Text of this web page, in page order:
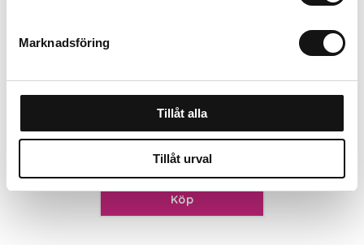
Marknadsföring
Tillåt alla
Tillåt urval
Aluminiumblad t
asfaltsraka Hörby
720mm
Finns i lager
205 kr
Köp